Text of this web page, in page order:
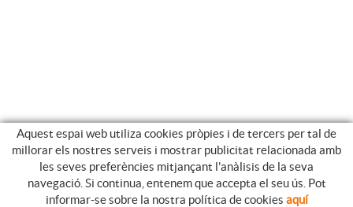
GUIA DE COMPRA
Aquest espai web utiliza cookies pròpies i de tercers per tal de
millorar els nostres serveis i mostrar publicitat relacionada amb
les seves preferències mitjançant l'anàlisis de la seva
navegació. Si continua, entenem que accepta el seu ús. Pot
informar-se sobre la nostra política de cookies aquí